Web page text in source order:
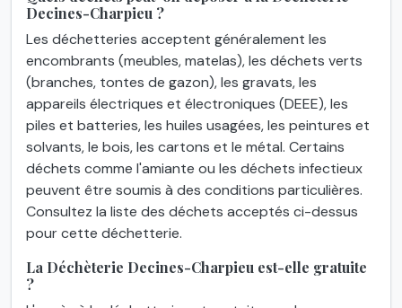
Decines-Charpieu ?
Les déchetteries acceptent généralement les
encombrants (meubles, matelas), les déchets verts
(branches, tontes de gazon), les gravats, les
appareils électriques et électroniques (DEEE), les
piles et batteries, les huiles usagées, les peintures et
solvants, le bois, les cartons et le métal. Certains
déchets comme l'amiante ou les déchets infectieux
peuvent être soumis à des conditions particulières.
Consultez la liste des déchets acceptés ci-dessus
pour cette déchetterie.
La Déchèterie Decines-Charpieu est-elle gratuite
?